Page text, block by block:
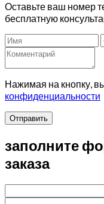
Оставьте ваш номер
бесплатную
Нажимая на кнопку,
конфиденциальности
Отправить
заполните
заказа